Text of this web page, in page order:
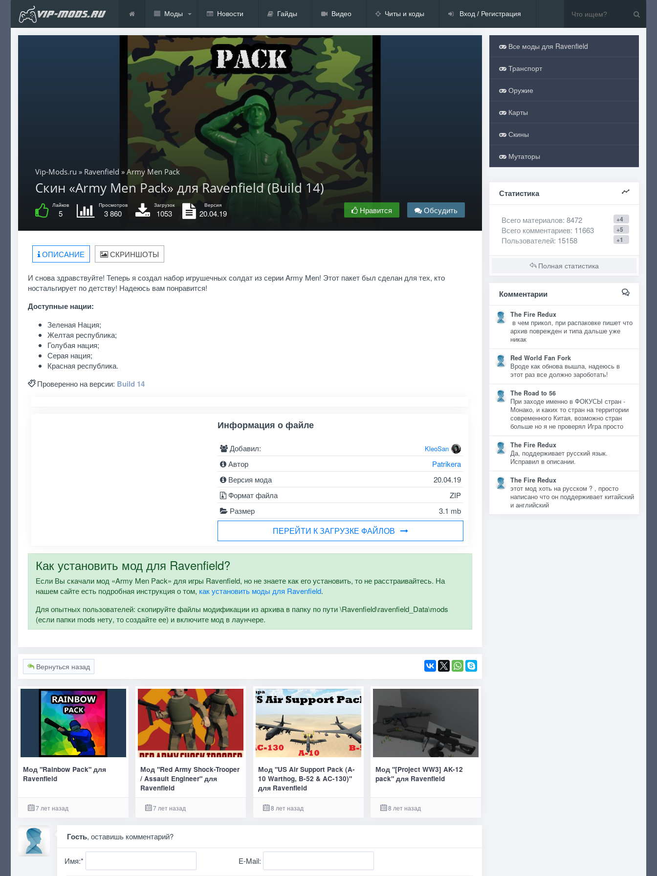
Моды Новости Гайды Видео Читы и коды Вход / Регистрация
Vip-Mods.ru » Ravenfield » Army Men Pack
Скин «Army Men Pack» для Ravenfield (Build 14)
Лайков
5
Просмотров
3 860
Загрузок
1053
Версия
20.04.19 Нравится Обсудить
ОПИСАНИЕ СКРИНШОТЫ
И снова здравствуйте! Теперь я создал набор игрушечных солдат из серии Army Men! Этот пакет был сделан для тех, кто
ностальгирует по детству! Надеюсь вам понравится!
Доступные нации:
Зеленая Нация;
Желтая республика;
Голубая нация;
Серая нация;
Красная республика.
Проверенно на версии: Build 14
Информация о файле
Добавил: KleoSan
Автор
Patrikera
Версия мода
20.04.19
Формат файла
ZIP
Размер
3.1 mb
ПЕРЕЙТИ К ЗАГРУЗКЕ ФАЙЛОВ
Как установить мод для Ravenfield?
Если Вы скачали мод «Army Men Pack» для игры Ravenfield, но не знаете как его установить, то не расстраивайтесь. На
нашем сайте есть подробная инструкция о том, как установить моды для Ravenfield.
Для опытных пользователей: скопируйте файлы модификации из архива в папку по пути \Ravenfield\ravenfield_Data\mods
(если папки mods нету, то создайте ее) и включите мод в лаунчере.
Вернуться назад
Мод "Rainbow Pack" для
Ravenfield
7 лет назад
Мод "Red Army Shock-Trooper
/ Assault Engineer" для
Ravenfield
7 лет назад
Мод "US Air Support Pack (A-
10 Warthog, B-52 & AC-130)"
для Ravenfield
8 лет назад
Мод "[Project WW3] AK-12
pack" для Ravenfield
8 лет назад
Гость, оставишь комментарий?
Имя:* E-Mail:
Все моды для Ravenfield
Транспорт
Оружие
Карты
Скины
Мутаторы
Статистика
+4
Всего материалов: 8472
+5
Всего комментариев: 11663
+1
Пользователей: 15158
Полная статистика
Комментарии
The Fire Redux
в чем прикол, при распаковке пишет что
архив поврежден и типа дальше уже
никак
Red World Fan Fork
Вроде как обнова вышла, надеюсь в
этот раз все должно зароботать!
The Road to 56
При заходе именно в ФОКУСЫ стран -
Монако, и каких то стран на территории
современного Китая, возможно стран
больше но я не проверял Игра просто
The Fire Redux
Да, поддерживает русский язык.
Исправил в описании.
The Fire Redux
этот мод хоть на русском ? , просто
написано что он поддерживает китайский
и английский